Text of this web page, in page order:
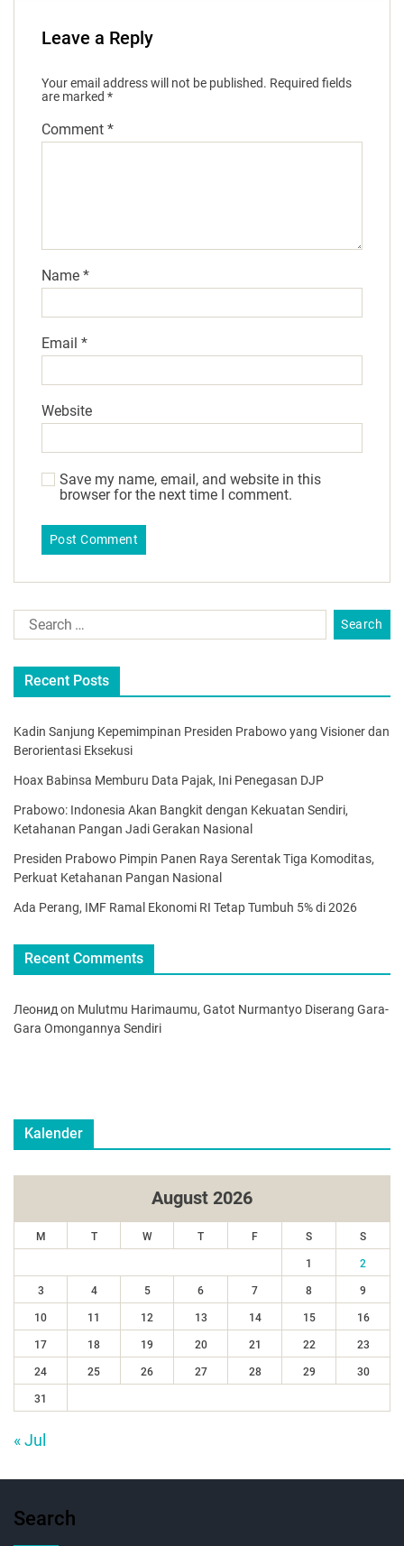
Leave a Reply
Your email address will not be published. Required fields
are marked *
Comment *
Name *
Email *
Website
Save my name, email, and website in this
browser for the next time I comment.
Recent Posts
Kadin Sanjung Kepemimpinan Presiden Prabowo yang Visioner dan
Berorientasi Eksekusi
Hoax Babinsa Memburu Data Pajak, Ini Penegasan DJP
Prabowo: Indonesia Akan Bangkit dengan Kekuatan Sendiri,
Ketahanan Pangan Jadi Gerakan Nasional
Presiden Prabowo Pimpin Panen Raya Serentak Tiga Komoditas,
Perkuat Ketahanan Pangan Nasional
Ada Perang, IMF Ramal Ekonomi RI Tetap Tumbuh 5% di 2026
Recent Comments
Леонид on Mulutmu Harimaumu, Gatot Nurmantyo Diserang Gara-
Gara Omongannya Sendiri
Kalender
August 2026
M T W T F S S
1 2
3 4 5 6 7 8 9
10 11 12 13 14 15 16
17 18 19 20 21 22 23
24 25 26 27 28 29 30
31
« Jul
Search